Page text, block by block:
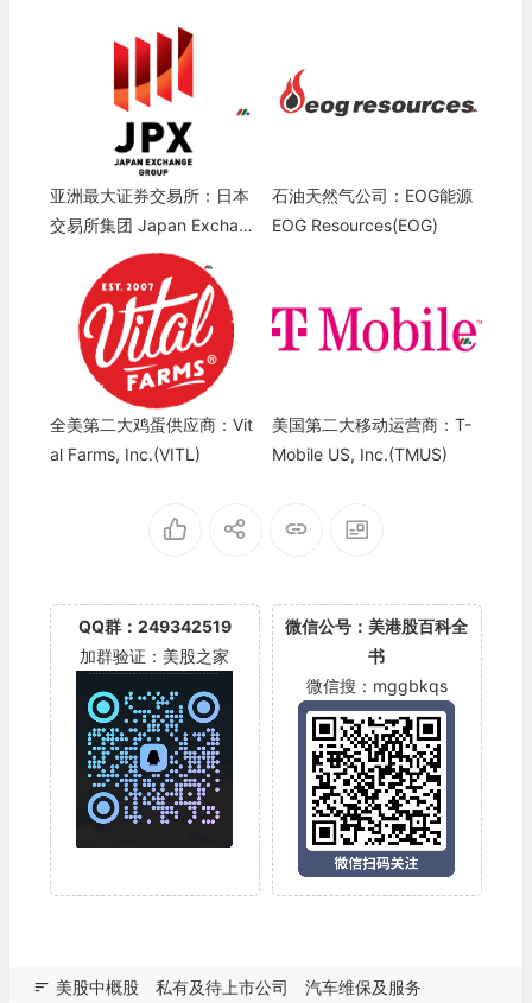
亚洲最大证券交易所：日本
交易所集团 Japan Exchang
e Group(JPXGY)
石油天然气公司：EOG能源
EOG Resources(EOG)
全美第二大鸡蛋供应商：Vit
al Farms, Inc.(VITL)
美国第二大移动运营商：T-
Mobile US, Inc.(TMUS)
QQ群：249342519
加群验证：美股之家
微信公号：美港股百科全
书
微信搜：mggbkqs
美股中概股 私有及待上市公司 汽车维保及服务